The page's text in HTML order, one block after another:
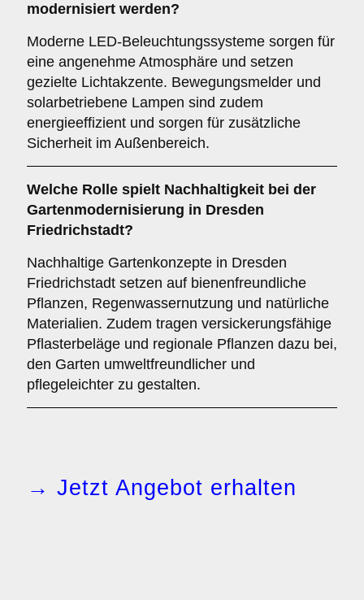
modernisiert werden?
Moderne LED-Beleuchtungssysteme sorgen für
eine angenehme Atmosphäre und setzen
gezielte Lichtakzente. Bewegungsmelder und
solarbetriebene Lampen sind zudem
energieeffizient und sorgen für zusätzliche
Sicherheit im Außenbereich.
Welche Rolle spielt Nachhaltigkeit bei der
Gartenmodernisierung in Dresden
Friedrichstadt?
Nachhaltige Gartenkonzepte in Dresden
Friedrichstadt setzen auf bienenfreundliche
Pflanzen, Regenwassernutzung und natürliche
Materialien. Zudem tragen versickerungsfähige
Pflasterbeläge und regionale Pflanzen dazu bei,
den Garten umweltfreundlicher und
pflegeleichter zu gestalten.
→ Jetzt Angebot erhalten